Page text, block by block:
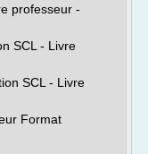
professeur -
SCL - Livre
SCL - Livre
Format